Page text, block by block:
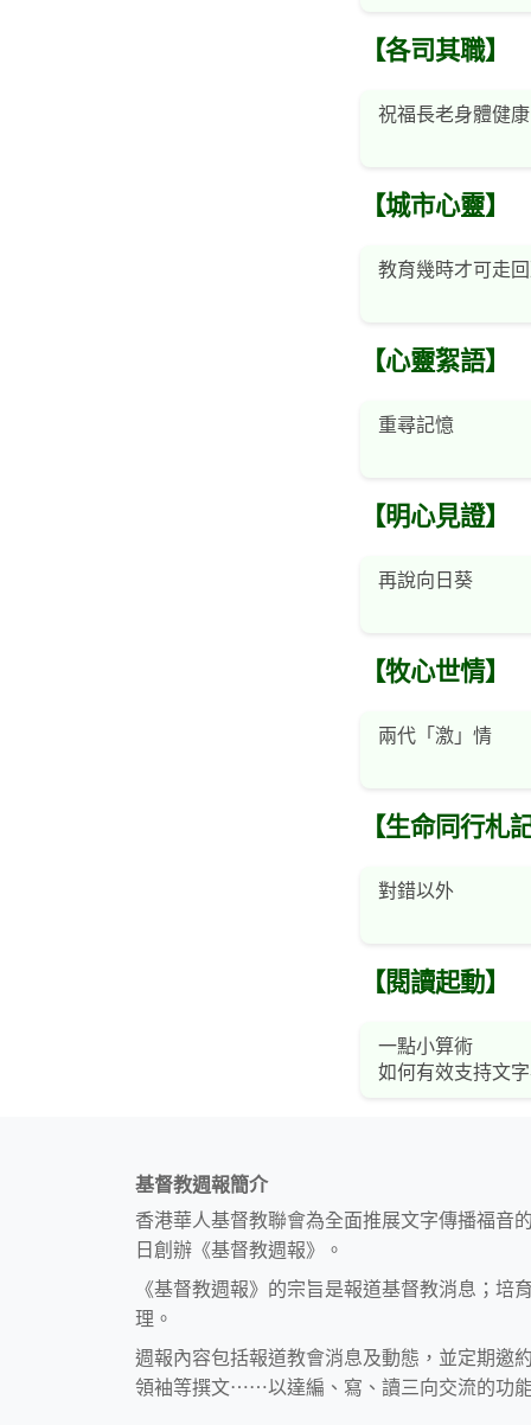
【各司其職】
祝福長老身體健康
【城市心靈】
教育幾時才可走
【心靈絮語】
重尋記憶
【明心見證】
再說向日葵
【牧心世情】
兩代「激」情
【生命同行札
對錯以外
【閱讀起動】
一點小算術
如何有效支持文
基督教週報簡介
香港華人基督教聯會為全面推展文字傳播福音
日創辦《基督教週報》。
《基督教週報》的宗旨是報道基督教消息；培
理。
週報內容包括報道教會消息及動態，並定期邀
領袖等撰文⋯⋯以達編、寫、讀三向交流的功